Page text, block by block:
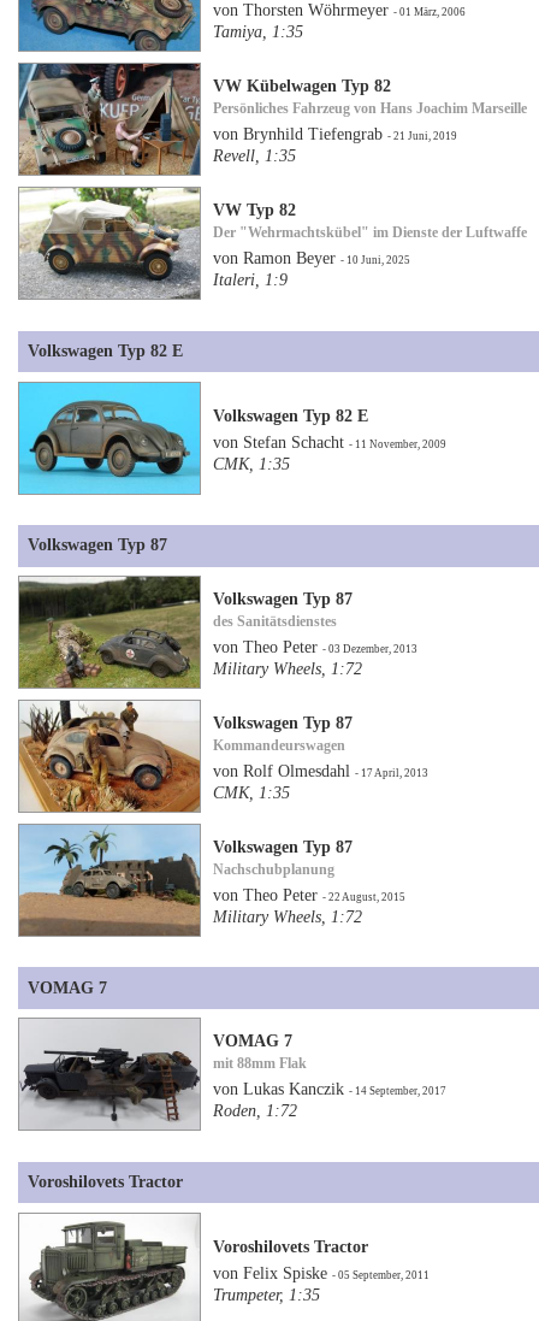
von Thorsten Wöhrmeyer- 01 März, 2006
Tamiya, 1:35
VW Kübelwagen Typ 82
Persönliches Fahrzeug von Hans Joachim Marseille
von Brynhild Tiefengrab- 21 Juni, 2019
Revell, 1:35
VW Typ 82
Der "Wehrmachtskübel" im Dienste der Luftwaffe
von Ramon Beyer- 10 Juni, 2025
Italeri, 1:9
Volkswagen Typ 82 E
Volkswagen Typ 82 E
von Stefan Schacht- 11 November, 2009
CMK, 1:35
Volkswagen Typ 87
Volkswagen Typ 87
des Sanitätsdienstes
von Theo Peter- 03 Dezember, 2013
Military Wheels, 1:72
Volkswagen Typ 87
Kommandeurswagen
von Rolf Olmesdahl- 17 April, 2013
CMK, 1:35
Volkswagen Typ 87
Nachschubplanung
von Theo Peter- 22 August, 2015
Military Wheels, 1:72
VOMAG 7
VOMAG 7
mit 88mm Flak
von Lukas Kanczik- 14 September, 2017
Roden, 1:72
Voroshilovets Tractor
Voroshilovets Tractor
von Felix Spiske- 05 September, 2011
Trumpeter, 1:35